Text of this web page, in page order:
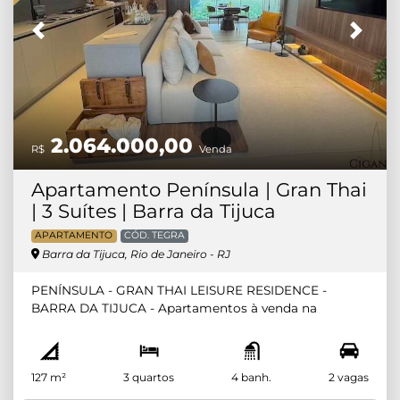
Apartamento Península | Gran Thai
| 3 Suítes | Barra da Tijuca
APARTAMENTO CÓD. TEGRA
Barra da Tijuca, Rio de Janeiro - RJ
Previous Next
R$2.064.000,00 Venda
PENÍNSULA - GRAN THAI LEISURE RESIDENCE -
BARRA DA TIJUCA - Apartamentos à venda na
suítes de 127m2 a 145m2, 4 suítes de 172m2 a 203m2,
Upgarden com 3 suítes de 162m2 a 227m2, Upgarden
de 222m2, coberturas lineares com 4 suítes de 249m2
127 m² 3 quartos 4 banh. 2 vagas